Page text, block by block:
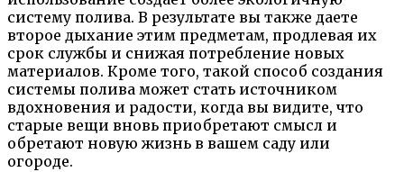
систему полива. В результате вы также даете
второе дыхание этим предметам, продлевая их
срок службы и снижая потребление новых
материалов. Кроме того, такой способ создания
системы полива может стать источником
вдохновения и радости, когда вы видите, что
старые вещи вновь приобретают смысл и
обретают новую жизнь в вашем саду или
огороде.